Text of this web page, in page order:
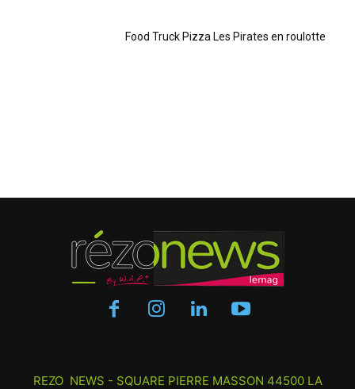
Food Truck Pizza Les Pirates en roulotte
REZO NEWS - SQUARE PIERRE MASSON 44500 LA